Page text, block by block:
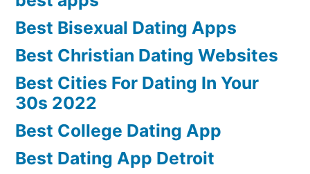
Best Bisexual Dating Apps
Best Christian Dating Websites
Best Cities For Dating In Your
30s 2022
Best College Dating App
Best Dating App Detroit